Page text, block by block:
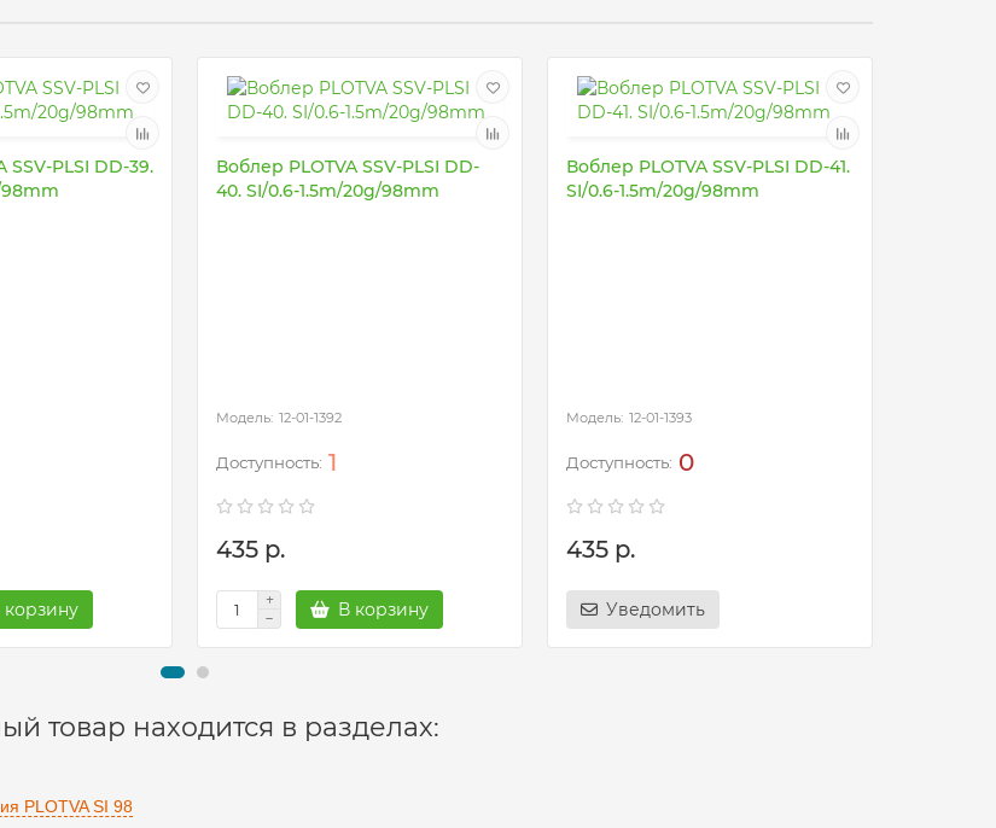
SSV-PLSI DD-39.
98mm
корзину
Воблер PLOTVA SSV-PLSI DD-
40. SI/0.6-1.5m/20g/98mm
12-01-1392
1
435 р.
В корзину
Воблер PLOTVA SSV-PLSI DD-41.
SI/0.6-1.5m/20g/98mm
12-01-1393
0
435 р.
Уведомить
товар находится в разделах:
PLOTVA SI 98